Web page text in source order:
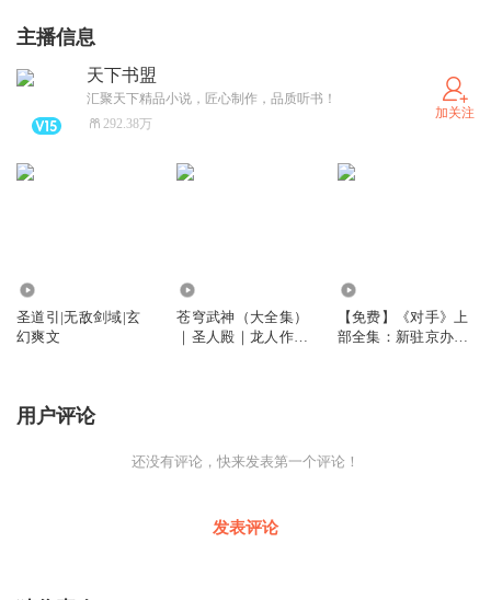
主播信息
天下书盟
汇聚天下精品小说，匠心制作，品质听书！
292.38万
加关注
圣道引|无敌剑域|玄
幻爽文
苍穹武神（大全集）
｜圣人殿｜龙人作品
【免费】《对手》上
部全集：新驻京办主
用户评论
还没有评论，快来发表第一个评论！
发表评论